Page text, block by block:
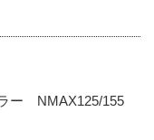
ー NMAX125/155